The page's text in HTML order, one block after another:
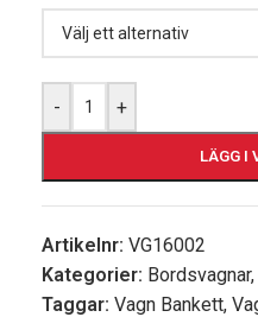
- +
LÄGG I
Artikelnr: VG16002
Kategorier: Bordsvagnar,
Taggar: Vagn Bankett,